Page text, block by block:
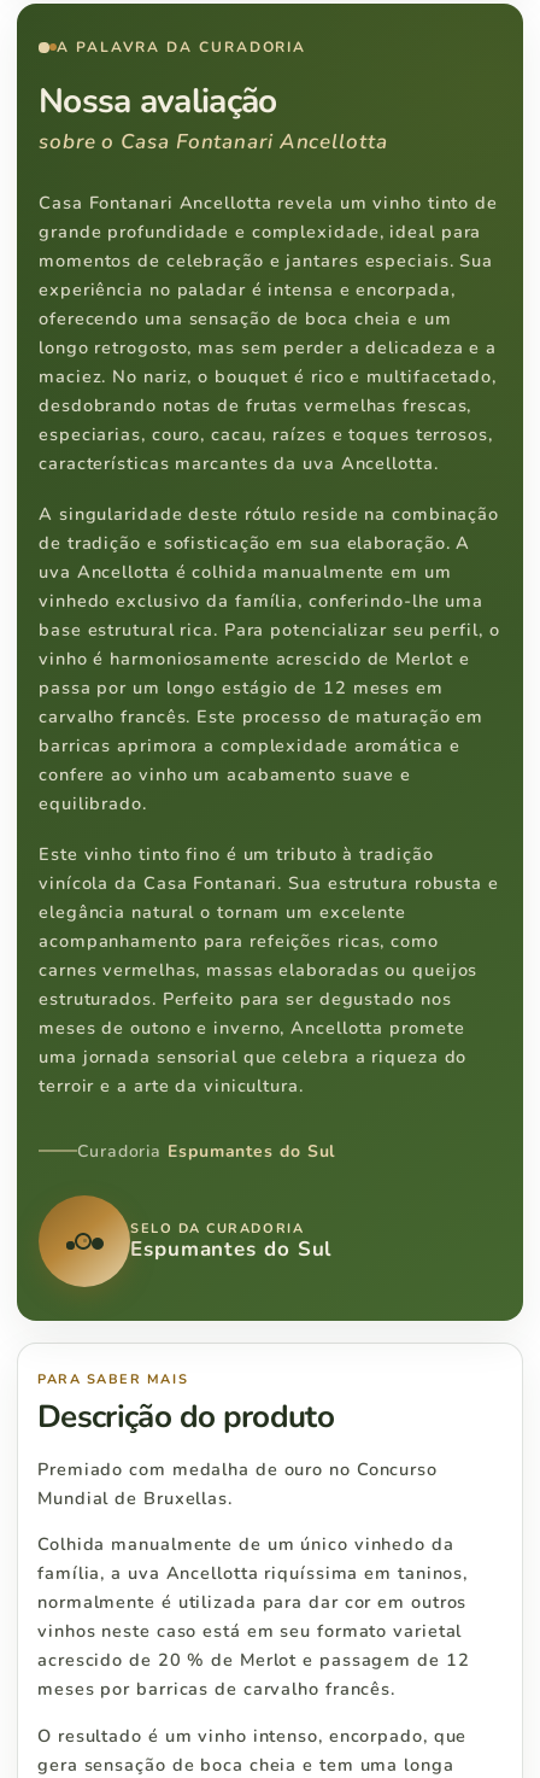
A PALAVRA DA CURADORIA
Nossa avaliação
sobre o Casa Fontanari Ancellotta
Casa Fontanari Ancellotta revela um vinho tinto de
grande profundidade e complexidade, ideal para
momentos de celebração e jantares especiais. Sua
experiência no paladar é intensa e encorpada,
oferecendo uma sensação de boca cheia e um
longo retrogosto, mas sem perder a delicadeza e a
maciez. No nariz, o bouquet é rico e multifacetado,
desdobrando notas de frutas vermelhas frescas,
especiarias, couro, cacau, raízes e toques terrosos,
características marcantes da uva Ancellotta.
A singularidade deste rótulo reside na combinação
de tradição e sofisticação em sua elaboração. A
uva Ancellotta é colhida manualmente em um
vinhedo exclusivo da família, conferindo-lhe uma
base estrutural rica. Para potencializar seu perfil, o
vinho é harmoniosamente acrescido de Merlot e
passa por um longo estágio de 12 meses em
carvalho francês. Este processo de maturação em
barricas aprimora a complexidade aromática e
confere ao vinho um acabamento suave e
equilibrado.
Este vinho tinto fino é um tributo à tradição
vinícola da Casa Fontanari. Sua estrutura robusta e
elegância natural o tornam um excelente
acompanhamento para refeições ricas, como
carnes vermelhas, massas elaboradas ou queijos
estruturados. Perfeito para ser degustado nos
meses de outono e inverno, Ancellotta promete
uma jornada sensorial que celebra a riqueza do
terroir e a arte da vinicultura.
Curadoria Espumantes do Sul
SELO DA CURADORIA
Espumantes do Sul
PARA SABER MAIS
Descrição do produto
Premiado com medalha de ouro no Concurso
Mundial de Bruxellas.
Colhida manualmente de um único vinhedo da
família, a uva Ancellotta riquíssima em taninos,
normalmente é utilizada para dar cor em outros
vinhos neste caso está em seu formato varietal
acrescido de 20 % de Merlot e passagem de 12
meses por barricas de carvalho francês.
O resultado é um vinho intenso, encorpado, que
gera sensação de boca cheia e tem uma longa